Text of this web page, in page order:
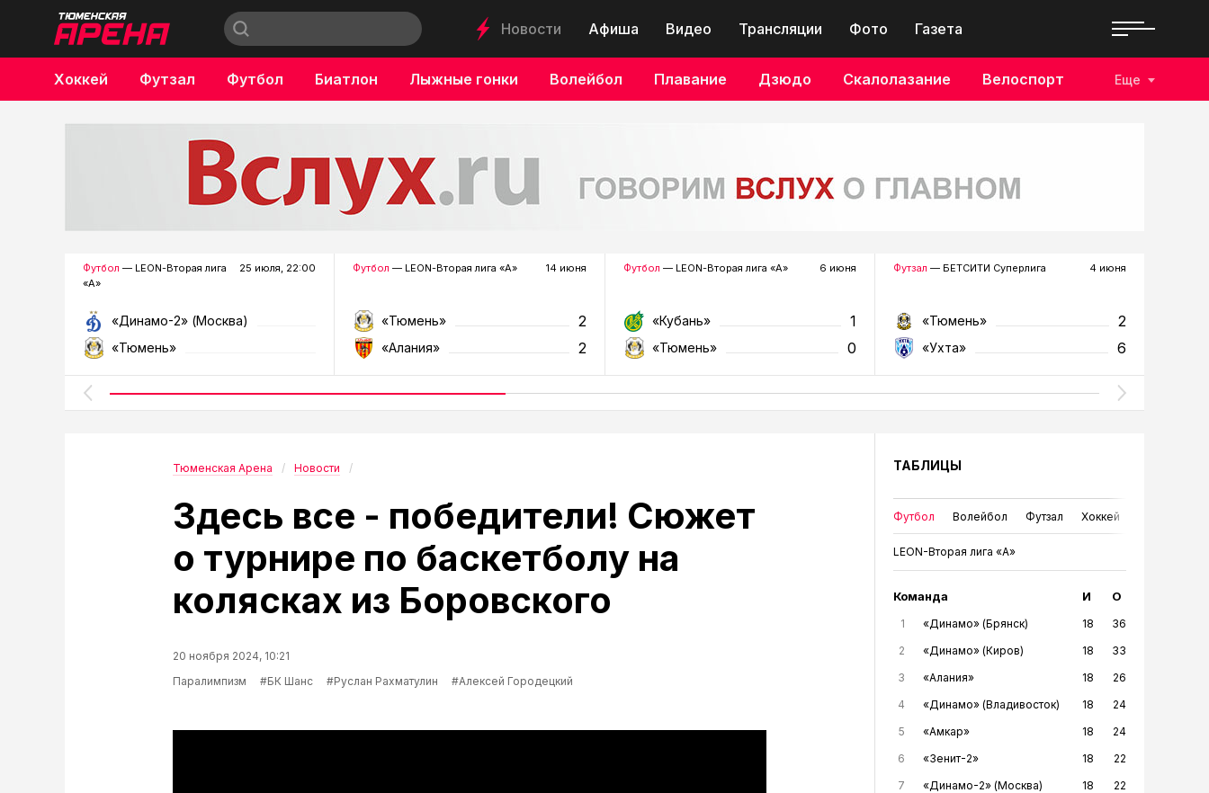
Новости Афиша Видео Трансляции Фото Газета
Хоккей Футзал Футбол Биатлон Лыжные гонки Волейбол Плавание Дзюдо Скалолазание Велоспорт
Бокс
Еще
Футбол — LEON-Вторая лига
«А»
25 июля, 22:00
«Динамо-2» (Москва)
«Тюмень»
Футбол — LEON-Вторая лига «А» 14 июня
«Тюмень» 2
«Алания» 2
Футбол — LEON-Вторая лига «А» 6 июня
«Кубань» 1
«Тюмень» 0
Футзал — БЕТСИТИ Суперлига 4 июня
«Тюмень» 2
«Ухта» 6
Тюменская Арена Новости
Здесь все - победители! Сюжет
о турнире по баскетболу на
колясках из Боровского
20 ноября 2024, 10:21
Паралимпизм
#БК Шанс #Руслан Рахматулин #Алексей Городецкий
ТАБЛИЦЫ
Футбол Волейбол Футзал Хоккей
LEON-Вторая лига «А»
Команда И О
1 «Динамо» (Брянск) 18
36
2
«Динамо» (Киров) 18
33
3
«Алания» 18
26
4
«Динамо» (Владивосток) 18
24
5
«Амкар» 18
24
6
«Зенит-2» 18
22
7
«Динамо-2» (Москва) 18
22